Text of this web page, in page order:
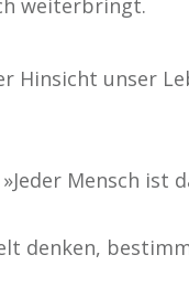
weiterbringt.
Hinsicht unser
»Jeder Mensch ist
denken,